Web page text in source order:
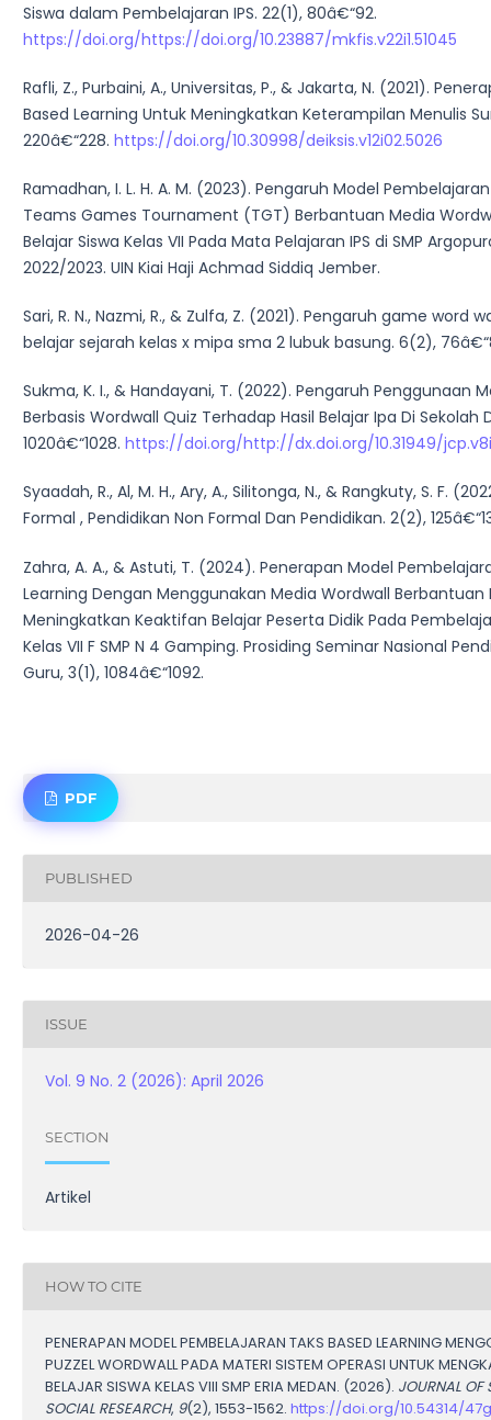
Siswa dalam Pembelajaran IPS. 22(1), 80â€“92.
https://doi.org/https://doi.org/10.23887/mkfis.v22i1.51045
Rafli, Z., Purbaini, A., Universitas, P., & Jakarta, N. (2021).
Based Learning Untuk Meningkatkan Keterampilan Menulis
220â€“228. https://doi.org/10.30998/deiksis.v12i02.5026
Ramadhan, I. L. H. A. M. (2023). Pengaruh Model
Teams Games Tournament (TGT) Berbantuan Media
Belajar Siswa Kelas VII Pada Mata Pelajaran IPS di SMP
2022/2023. UIN Kiai Haji Achmad Siddiq Jember.
Sari, R. N., Nazmi, R., & Zulfa, Z. (2021). Pengaruh game word
belajar sejarah kelas x mipa sma 2 lubuk basung. 6(2),
Sukma, K. I., & Handayani, T. (2022). Pengaruh Penggunaan
Berbasis Wordwall Quiz Terhadap Hasil Belajar Ipa Di Sekolah
1020â€“1028. https://doi.org/http://dx.doi.org/10.31949/
Syaadah, R., Al, M. H., Ary, A., Silitonga, N., & Rangkuty, S. F.
Formal , Pendidikan Non Formal Dan Pendidikan. 2(2),
Zahra, A. A., & Astuti, T. (2024). Penerapan Model
Learning Dengan Menggunakan Media Wordwall Berbantuan
Meningkatkan Keaktifan Belajar Peserta Didik Pada
Kelas VII F SMP N 4 Gamping. Prosiding Seminar Nasional
Guru, 3(1), 1084â€“1092.
PDF
PUBLISHED
2026-04-26
ISSUE
Vol. 9 No. 2 (2026): April 2026
SECTION
Artikel
HOW TO CITE
PENERAPAN MODEL PEMBELAJARAN TAKS BASED LEARNING
PUZZEL WORDWALL PADA MATERI SISTEM OPERASI UNTUK
BELAJAR SISWA KELAS VIII SMP ERIA MEDAN. (2026). JOURNAL OF
SOCIAL RESEARCH, 9(2), 1553-1562. https://doi.org/10.54314/